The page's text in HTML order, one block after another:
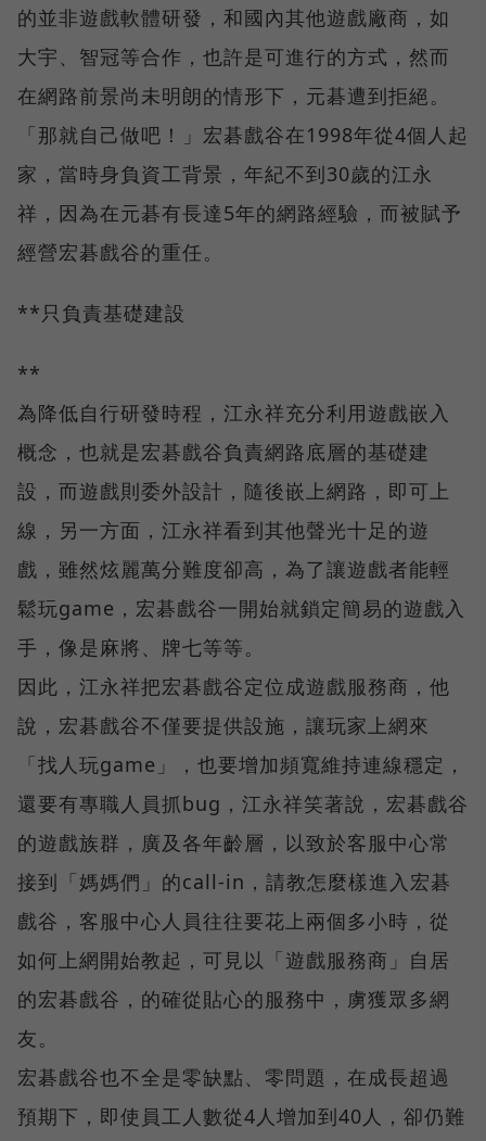
的並非遊戲軟體研發，和國內其他遊戲廠商，如
大宇、智冠等合作，也許是可進行的方式，然而
在網路前景尚未明朗的情形下，元碁遭到拒絕。
「那就自己做吧！」宏碁戲谷在1998年從4個人起
家，當時身負資工背景，年紀不到30歲的江永
祥，因為在元碁有長達5年的網路經驗，而被賦予
經營宏碁戲谷的重任。
**只負責基礎建設
**
為降低自行研發時程，江永祥充分利用遊戲嵌入
概念，也就是宏碁戲谷負責網路底層的基礎建
設，而遊戲則委外設計，隨後嵌上網路，即可上
線，另一方面，江永祥看到其他聲光十足的遊
戲，雖然炫麗萬分難度卻高，為了讓遊戲者能輕
鬆玩game，宏碁戲谷一開始就鎖定簡易的遊戲入
手，像是麻將、牌七等等。
因此，江永祥把宏碁戲谷定位成遊戲服務商，他
說，宏碁戲谷不僅要提供設施，讓玩家上網來
「找人玩game」，也要增加頻寬維持連線穩定，
還要有專職人員抓bug，江永祥笑著說，宏碁戲谷
的遊戲族群，廣及各年齡層，以致於客服中心常
接到「媽媽們」的call-in，請教怎麼樣進入宏碁
戲谷，客服中心人員往往要花上兩個多小時，從
如何上網開始教起，可見以「遊戲服務商」自居
的宏碁戲谷，的確從貼心的服務中，虜獲眾多網
友。
宏碁戲谷也不全是零缺點、零問題，在成長超過
預期下，即使員工人數從4人增加到40人，卻仍難